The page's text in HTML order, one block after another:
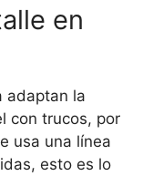
en
adaptan la
con trucos, por
usa una línea
esto es lo